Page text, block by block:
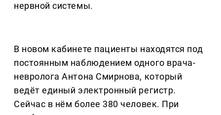
нервной системы.
В новом кабинете пациенты находятся под
постоянным наблюдением одного врача-
невролога Антона Смирнова, который
ведёт единый электронный регистр.
Сейчас в нём более 380 человек. При